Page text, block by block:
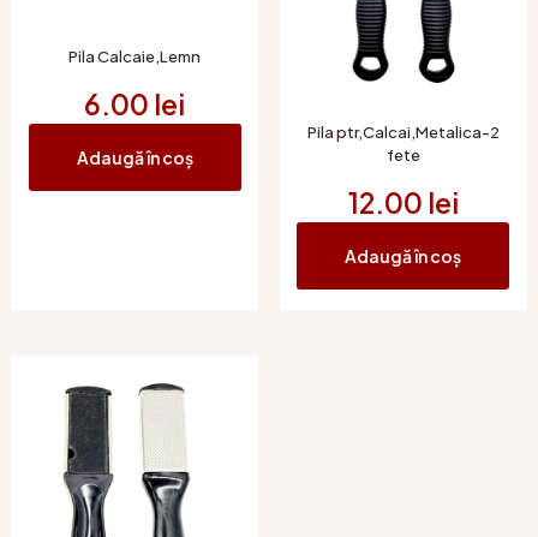
Pila Calcaie,Lemn
6.00 lei
Adaugă în coș
Pila ptr,Calcai,Metalica-2
fete
12.00 lei
Adaugă în coș